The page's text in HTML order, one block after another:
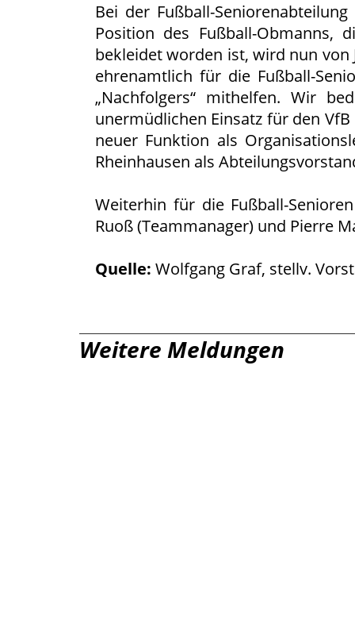
Bei der Fußball-
Position des Fußball-Obmanns,
bekleidet worden ist, wird nun
ehrenamtlich für die Fußball-
„Nachfolgers“ mithelfen. Wir
unermüdlichen Einsatz für den
neuer Funktion als
Rheinhausen als
Weiterhin für die Fußball-
Ruoß (Teammanager) und Pierre
Quelle: Wolfgang Graf, stellv.
Weitere Meldungen